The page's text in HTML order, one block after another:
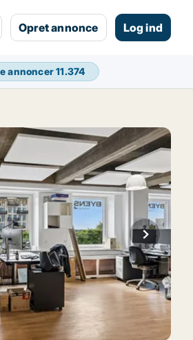
Opret annonce Log ind
annoncer11.374